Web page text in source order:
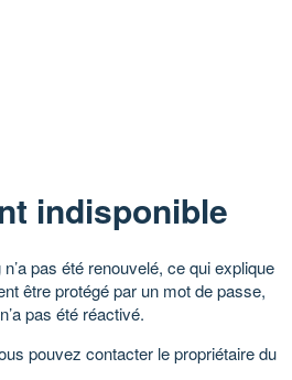
indisponible
pas été renouvelé, ce qui explique
être protégé par un mot de passe,
pas été réactivé.
pouvez contacter le propriétaire du